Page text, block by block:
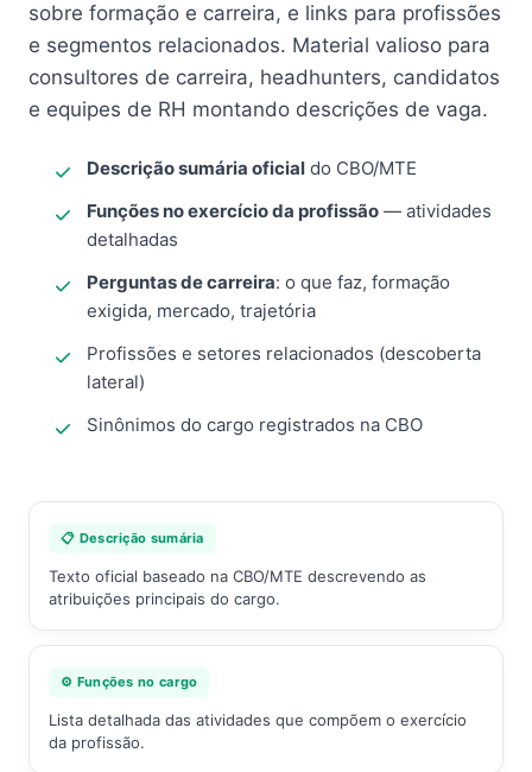
sobre formação e carreira, e links para profissões
e segmentos relacionados. Material valioso para
consultores de carreira, headhunters, candidatos
e equipes de RH montando descrições de vaga.
Descrição sumária oficial do CBO/MTE
Funções no exercício da profissão — atividades
detalhadas
Perguntas de carreira: o que faz, formação
exigida, mercado, trajetória
Profissões e setores relacionados (descoberta
lateral)
Sinônimos do cargo registrados na CBO
📋 Descrição sumária
Texto oficial baseado na CBO/MTE descrevendo as
atribuições principais do cargo.
⚙️ Funções no cargo
Lista detalhada das atividades que compõem o exercício
da profissão.